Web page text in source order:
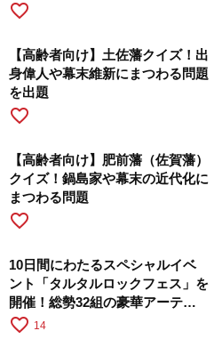
favorite_border
【高齢者向け】土佐藩クイズ！出
身偉人や幕末維新にまつわる問題
を出題
favorite_border
【高齢者向け】肥前藩（佐賀藩）
クイズ！鍋島家や幕末の近代化に
まつわる問題
favorite_border
10日間にわたるスペシャルイベ
ント「タルタルロックフェス」を
開催！総勢32組の豪華アーティ
ストが登場
favorite_border 14